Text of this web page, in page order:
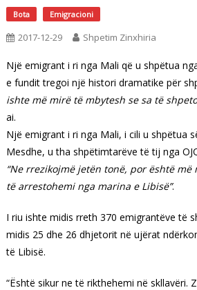
Bota Emigracioni
2017-12-29 Shpetim Zinxhiria
Një emigrant i ri nga Mali që u shpëtua
e fundit tregoi një histori dramatike për
ishte më mirë të mbytesh se sa të
ai.
Një emigrant i ri nga Mali, i cili u shpëtua
Mesdhe, u tha shpëtimtarëve të tij nga
“Ne rrezikojmë jetën tonë, por është
të arrestohemi nga marina e Libisë”.
I riu ishte midis rreth 370 emigrantëve të
midis 25 dhe 26 dhjetorit në ujërat
të Libisë.
“Është sikur ne të rikthehemi në skllavëri.